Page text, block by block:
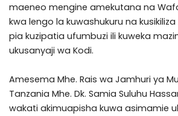
maeneo mengine amekutana na
kwa lengo la kuwashukuru na
pia kuzipatia ufumbuzi ili kuweka
ukusanyaji wa Kodi.
Amesema Mhe. Rais wa Jamhuri ya
Tanzania Mhe. Dk. Samia Suluhu
wakati akimuapisha kuwa asimamie